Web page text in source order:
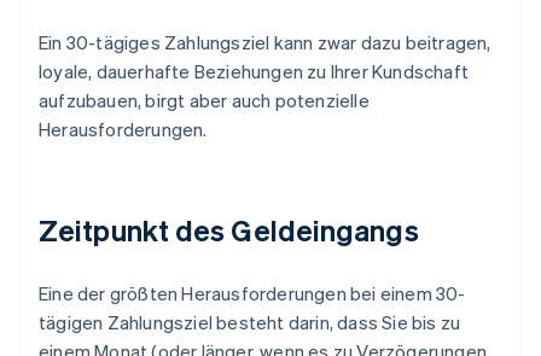
Ein 30-tägiges Zahlungsziel kann zwar dazu beitragen,
loyale, dauerhafte Beziehungen zu Ihrer Kundschaft
aufzubauen, birgt aber auch potenzielle
Herausforderungen.
Zeitpunkt des Geldeingangs
Eine der größten Herausforderungen bei einem 30-
tägigen Zahlungsziel besteht darin, dass Sie bis zu